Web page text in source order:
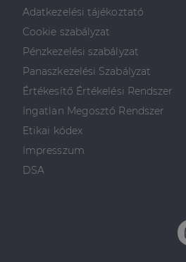
Adatkezelési tájékoztató
Cookie szabályzat
Pénzkezelési szabályzat
Panaszkezelési Szabályzat
Értékesítő Értékelési Rendszer
Ingatlan Megosztó Rendszer
Etikai kódex
Impresszum
DSA